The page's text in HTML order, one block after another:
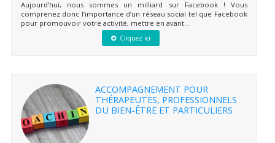
Aujourd’hui, nous sommes un milliard sur Facebook ! Vous
comprenez donc l’importance d’un réseau social tel que Facebook
pour promouvoir votre activité, mettre en avant...
Cliquez ici
ACCOMPAGNEMENT POUR
THÉRAPEUTES, PROFESSIONNELS
DU BIEN-ÊTRE ET PARTICULIERS